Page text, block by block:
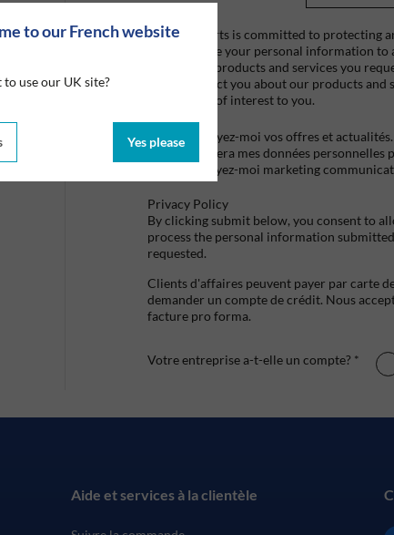
to our French website
use our UK site?
Yes please
Graco Roberts is committed to protecting
we'll only use your personal information
provide the products and services you
like to contact you about our products and
that may be of interest to you.
Envoyez-moi vos offres et
utilisera mes données
envoyez-moi marketing
Privacy Policy
By clicking submit below, you consent to
process the personal information
requested.
Clients d'affaires peuvent payer par carte
demander un compte de crédit. Nous
facture pro forma.
Votre entreprise a-t-elle un compte? *
Aide et services à la clientèle